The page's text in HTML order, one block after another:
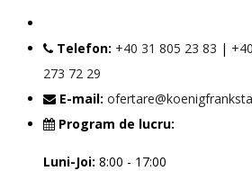
Telefon: +40 31 805 23 83 |
273 72 29
E-mail:
Program de lucru:
Luni-Joi: 8:00 - 17:00